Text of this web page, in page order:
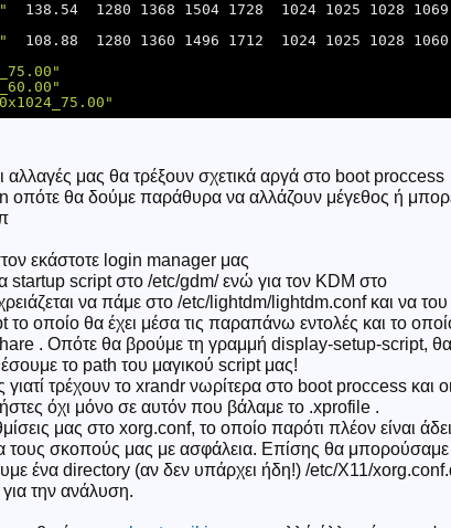
  138.54  1280 1368 1504 1728  1024 1025 1028 1069
  108.88  1280 1360 1496 1712  1024 1025 1028 1060
αλλαγές μας θα τρέξουν σχετικά αργά στο boot proccess
οπότε θα δούμε παράθυρα να αλλάζουν μέγεθος ή
εκάστοτε login manager μας
startup script στο /etc/gdm/ ενώ για τον KDM στο
να πάμε στο /etc/lightdm/lightdm.conf και να του
οποίο θα έχει μέσα τις παραπάνω εντολές και το
. Οπότε θα βρούμε τη γραμμή display-setup-script, θα
το path του μαγικού script μας!
τρέχουν το xrandr νωρίτερα στο boot proccess και
όχι μόνο σε αυτόν που βάλαμε το .xprofile .
μας στο xorg.conf, το οποίο παρότι πλέον είναι
τους σκοπούς μας με ασφάλεια. Επίσης θα μπορούσαμε
ένα directory (αν δεν υπάρχει ήδη!) /etc/X11/
για την ανάλυση.